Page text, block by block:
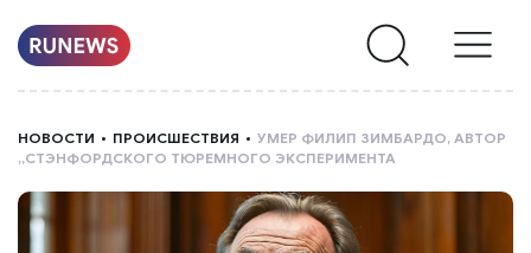
О
НОВОСТИ ПРОИСШЕСТВИЯ
УМЕР ФИЛИП ЗИМБАРДО, АВТОР
„СТЭНФОРДСКОГО ТЮРЕМНОГО ЭКСПЕРИМЕНТА